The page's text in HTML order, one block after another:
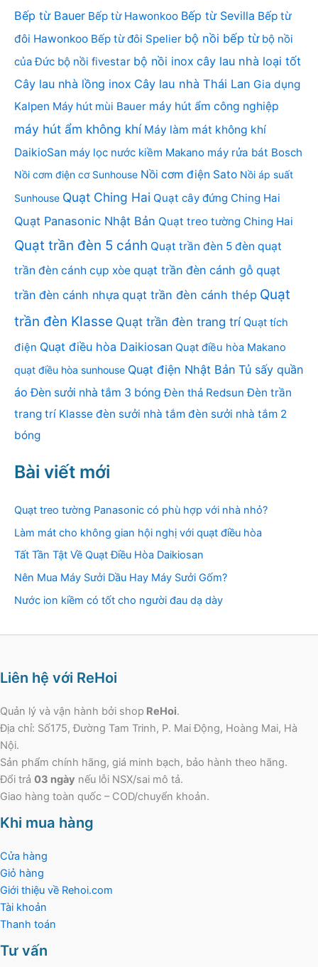
Bếp từ Bauer Bếp từ Hawonkoo Bếp từ Sevilla Bếp từ
đôi Hawonkoo Bếp từ đôi Spelier bộ nồi bếp từ bộ nồi
của Đức bộ nồi fivestar bộ nồi inox cây lau nhà loại tốt
Cây lau nhà lồng inox Cây lau nhà Thái Lan Gia dụng
Kalpen Máy hút mùi Bauer máy hút ẩm công nghiệp
máy hút ẩm không khí Máy làm mát không khí
DaikioSan máy lọc nước kiềm Makano máy rửa bát Bosch
Nồi cơm điện cơ Sunhouse Nồi cơm điện Sato Nồi áp suất
Sunhouse Quạt Ching Hai Quạt cây đứng Ching Hai
Quạt Panasonic Nhật Bản Quạt treo tường Ching Hai
Quạt trần đèn 5 cánh Quạt trần đèn 5 đèn quạt
trần đèn cánh cụp xòe quạt trần đèn cánh gỗ quạt
trần đèn cánh nhựa quạt trần đèn cánh thép Quạt
trần đèn Klasse Quạt trần đèn trang trí Quạt tích
điện Quạt điều hòa Daikiosan Quạt điều hòa Makano
quạt điều hòa sunhouse Quạt điện Nhật Bản Tủ sấy quần
áo Đèn sưởi nhà tắm 3 bóng Đèn thả Redsun Đèn trần
trang trí Klasse đèn sưởi nhà tắm đèn sưởi nhà tắm 2
bóng
Bài viết mới
Quạt treo tường Panasonic có phù hợp với nhà nhỏ?
Làm mát cho không gian hội nghị với quạt điều hòa
Tất Tần Tật Về Quạt Điều Hòa Daikiosan
Nên Mua Máy Sưởi Dầu Hay Máy Sưởi Gốm?
Nước ion kiềm có tốt cho người đau dạ dày
Liên hệ với ReHoi
Quản lý và vận hành bởi shop ReHoi.
Địa chỉ: Số175, Đường Tam Trinh, P. Mai Động, Hoàng Mai, Hà
Nội.
Sản phẩm chính hãng, giá minh bạch, bảo hành theo hãng.
Đổi trả 03 ngày nếu lỗi NSX/sai mô tả.
Giao hàng toàn quốc – COD/chuyển khoản.
Khi mua hàng
Cửa hàng
Giỏ hàng
Giới thiệu về Rehoi.com
Tài khoản
Thanh toán
Tư vấn